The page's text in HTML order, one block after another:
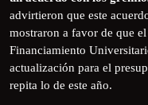
advirtieron que este
mostraron a favor de que
Financiamiento
actualización para el
repita lo de este año.